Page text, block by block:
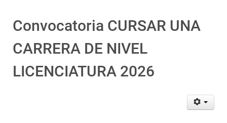
Convocatoria CURSAR UNA
CARRERA DE NIVEL
LICENCIATURA 2026